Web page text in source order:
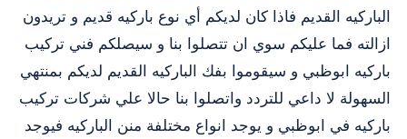
الباركيه القديم فاذا كان لديكم أي نوع باركيه قديم و تريدون
ازالته فما عليكم سوي ان تتصلوا بنا و سيصلكم فني تركيب
باركيه ابوظبي و سيقوموا بفك الباركيه القديم لديكم بمنتهي
السهولة لا داعي للتردد واتصلوا بنا حالا علي شركات تركيب
باركيه في ابوظبي و يوجد انواع مختلفة منن الباركيه فيوجد